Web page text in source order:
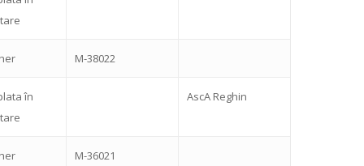
M-38022
în
AscA Reghin
M-36021